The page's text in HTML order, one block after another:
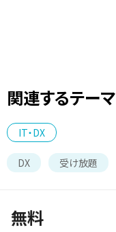
関連するテーマ
IT・DX
DX 受け放題
無料